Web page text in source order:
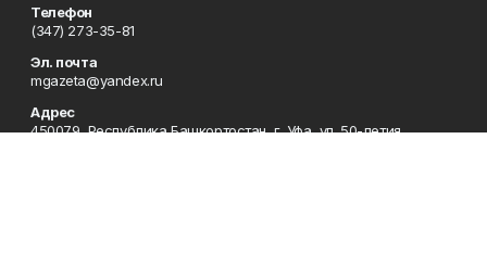
Телефон
(347) 273-35-81
Эл. почта
mgazeta@yandex.ru
Адрес
450079, Республика Башкортостан, г. Уфа, ул. 50-летия